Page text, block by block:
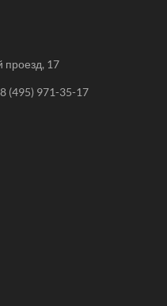
проезд, 17
8 (495) 971-35-17